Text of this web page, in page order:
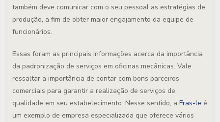
também deve comunicar com o seu pessoal as estratégias de
produção, a fim de obter maior engajamento da equipe de
funcionários.
Essas foram as principais informações acerca da importância
da padronização de serviços em oficinas mecânicas. Vale
ressaltar a importância de contar com bons parceiros
comerciais para garantir a realização de serviços de
qualidade em seu estabelecimento. Nesse sentido, a Fras-le é
um exemplo de empresa especializada que oferece vários